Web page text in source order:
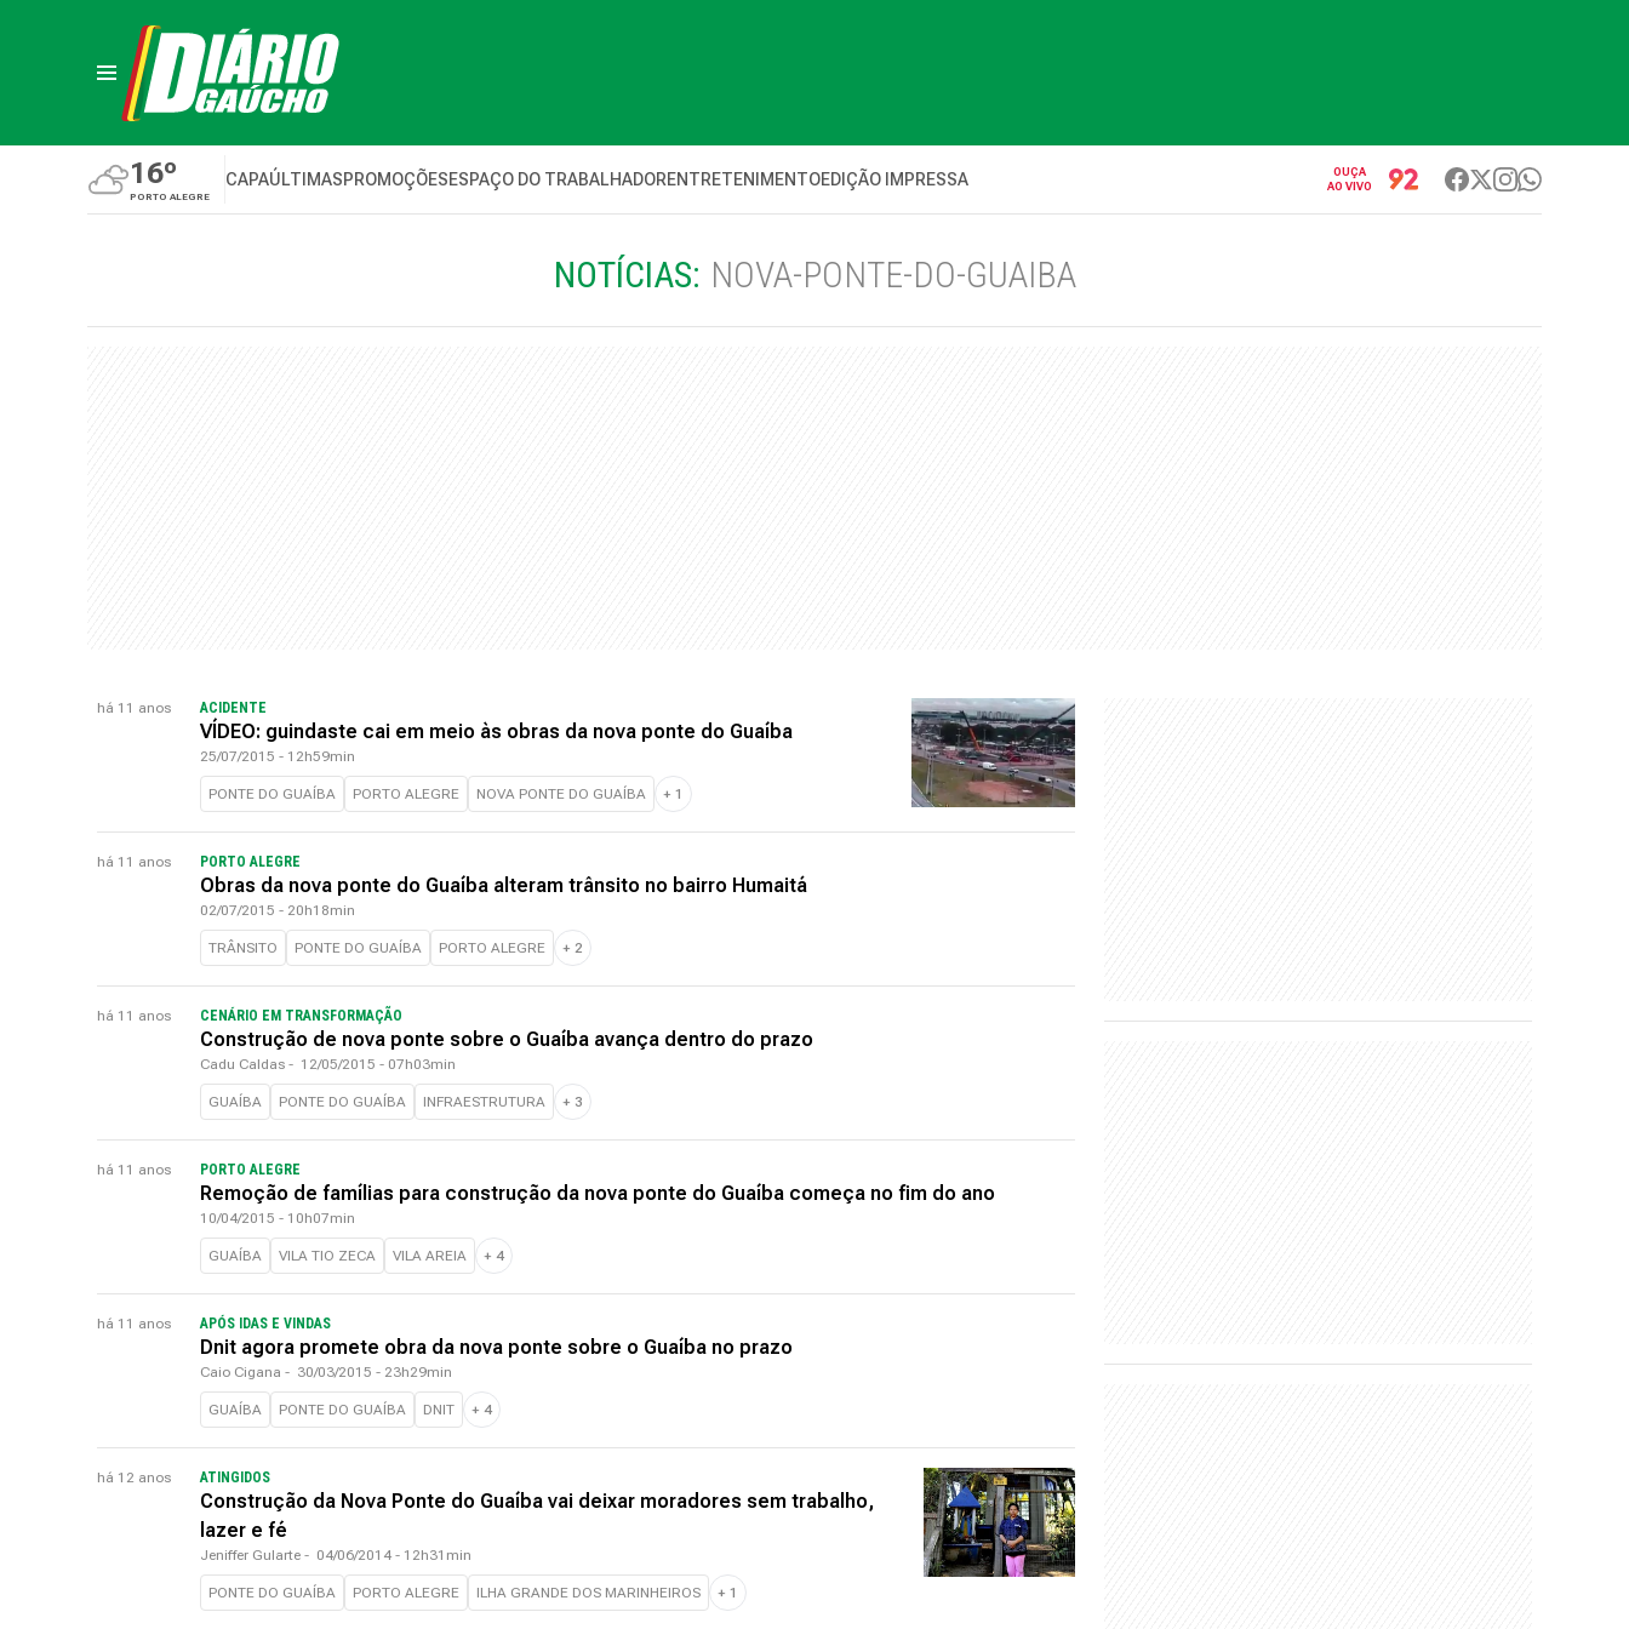
16º
PORTO ALEGRE
CAPAÚLTIMASPROMOÇÕESESPAÇO DO TRABALHADORENTRETENIMENTOEDIÇÃO IMPRESSA
OUÇA
AO VIVO
NOTÍCIAS: NOVA-PONTE-DO-GUAIBA
há 11 anos ACIDENTE
VÍDEO: guindaste cai em meio às obras da nova ponte do Guaíba
25/07/2015 - 12h59min
PONTE DO GUAÍBA PORTO ALEGRE NOVA PONTE DO GUAÍBA + 1
há 11 anos PORTO ALEGRE
Obras da nova ponte do Guaíba alteram trânsito no bairro Humaitá
02/07/2015 - 20h18min
TRÂNSITO PONTE DO GUAÍBA PORTO ALEGRE + 2
há 11 anos CENÁRIO EM TRANSFORMAÇÃO
Construção de nova ponte sobre o Guaíba avança dentro do prazo
Cadu Caldas - 12/05/2015 - 07h03min
GUAÍBA PONTE DO GUAÍBA INFRAESTRUTURA + 3
há 11 anos PORTO ALEGRE
Remoção de famílias para construção da nova ponte do Guaíba começa no fim do ano
10/04/2015 - 10h07min
GUAÍBA VILA TIO ZECA VILA AREIA + 4
há 11 anos APÓS IDAS E VINDAS
Dnit agora promete obra da nova ponte sobre o Guaíba no prazo
Caio Cigana - 30/03/2015 - 23h29min
GUAÍBA PONTE DO GUAÍBA DNIT + 4
há 12 anos ATINGIDOS
Construção da Nova Ponte do Guaíba vai deixar moradores sem trabalho,
lazer e fé
Jeniffer Gularte - 04/06/2014 - 12h31min
PONTE DO GUAÍBA PORTO ALEGRE ILHA GRANDE DOS MARINHEIROS + 1